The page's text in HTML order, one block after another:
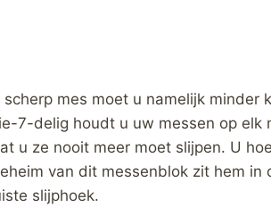
mes moet u namelijk minder
7-delig houdt u uw messen op elk
u ze nooit meer moet slijpen. U
van dit messenblok zit hem in
slijphoek.